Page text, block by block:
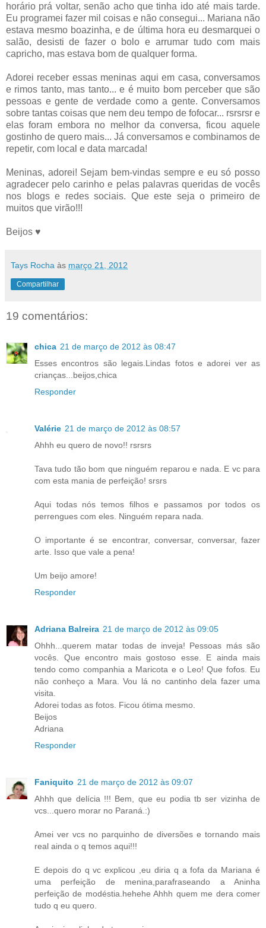
horário prá voltar, senão acho que tinha ido até mais tarde.
Eu programei fazer mil coisas e não consegui... Mariana não
estava mesmo boazinha, e de última hora eu desmarquei o
salão, desisti de fazer o bolo e arrumar tudo com mais
capricho, mas estava bom de qualquer forma.
Adorei receber essas meninas aqui em casa, conversamos
e rimos tanto, mas tanto... e é muito bom perceber que são
pessoas e gente de verdade como a gente. Conversamos
sobre tantas coisas que nem deu tempo de fofocar... rsrsrsr e
elas foram embora no melhor da conversa, ficou aquele
gostinho de quero mais... Já conversamos e combinamos de
repetir, com local e data marcada!
Meninas, adorei! Sejam bem-vindas sempre e eu só posso
agradecer pelo carinho e pelas palavras queridas de vocês
nos blogs e redes sociais. Que este seja o primeiro de
muitos que virão!!!
Beijos ♥
Tays Rocha às março 21, 2012
Compartilhar
19 comentários:
chica 21 de março de 2012 às 08:47
Esses encontros são legais.Lindas fotos e adorei ver as
crianças...beijos,chica
Responder
Valérie 21 de março de 2012 às 08:57
Ahhh eu quero de novo!! rsrsrs
Tava tudo tão bom que ninguém reparou e nada. E vc para
com esta mania de perfeição! srsrs
Aqui todas nós temos filhos e passamos por todos os
perrengues com eles. Ninguém repara nada.
O importante é se encontrar, conversar, conversar, fazer
arte. Isso que vale a pena!
Um beijo amore!
Responder
Adriana Balreira 21 de março de 2012 às 09:05
Ohhh...querem matar todas de inveja! Pessoas más são
vocês. Que encontro mais gostoso esse. E ainda mais
tendo como companhia a Maricota e o Leo! Que fofos. Eu
não conheço a Mara. Vou lá no cantinho dela fazer uma
visita.
Adorei todas as fotos. Ficou ótima mesmo.
Beijos
Adriana
Responder
Faniquito 21 de março de 2012 às 09:07
Ahhh que delícia !!! Bem, que eu podia tb ser vizinha de
vcs...quero morar no Paraná.:)
Amei ver vcs no parquinho de diversões e tornando mais
real ainda o q temos aqui!!!
E depois do q vc explicou ,eu diria q a fofa da Mariana é
uma perfeição de menina,parafraseando a Aninha
perfeição de modéstia.hehehe Ahhh quem me dera comer
tudo q eu quero.